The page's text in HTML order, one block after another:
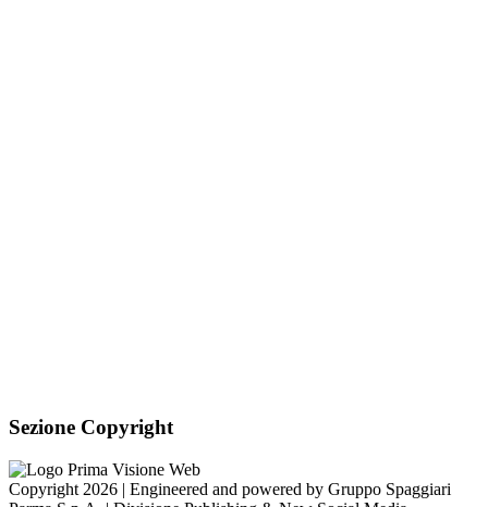
Sezione Copyright
Copyright 2026 | Engineered and powered by Gruppo Spaggiari